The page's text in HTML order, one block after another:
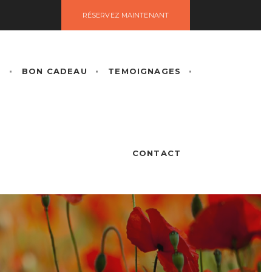
RÉSERVEZ MAINTENANT
BON CADEAU TEMOIGNAGES
CONTACT